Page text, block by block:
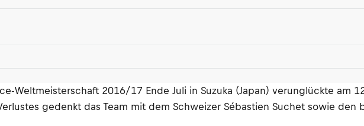
Weltmeisterschaft 2016/17 Ende Juli in Suzuka (Japan) verunglückte am
gedenkt das Team mit dem Schweizer Sébastien Suchet sowie den